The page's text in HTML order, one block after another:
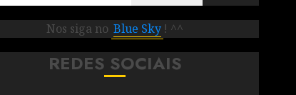
Nos siga no Blue Sky ! ^^
REDES SOCIAIS